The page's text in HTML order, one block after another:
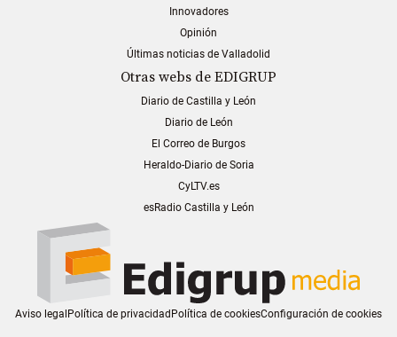
Innovadores
Opinión
Últimas noticias de Valladolid
Otras webs de EDIGRUP
Diario de Castilla y León
Diario de León
El Correo de Burgos
Heraldo-Diario de Soria
CyLTV.es
esRadio Castilla y León
Aviso legalPolítica de privacidadPolítica de cookiesConfiguración de cookies